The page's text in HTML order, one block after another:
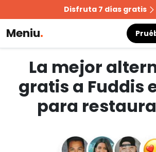
Disfruta 7 días gratis
Meniu.
La mejor
gratis a Fuddis
para